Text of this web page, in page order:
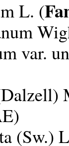
L. (
var.
)
(Sw.)